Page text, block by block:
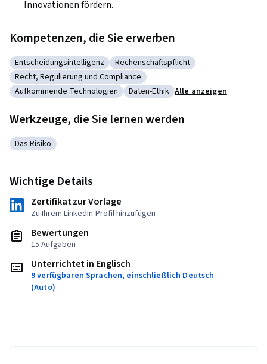
Innovationen fördern.
Kompetenzen, die Sie erwerben
Kategorie: Entscheidungsintelligenz
Entscheidungsintelligenz Kategorie: Rechenschaftspflicht
Rechenschaftspflicht
Kategorie: Recht, Regulierung und Compliance
Recht, Regulierung und Compliance
Kategorie: Aufkommende Technologien
Aufkommende Technologien Kategorie: Daten-Ethik
Daten-Ethik Alle anzeigen
Werkzeuge, die Sie lernen werden
Kategorie: Das Risiko
Das Risiko
Wichtige Details
Zertifikat zur Vorlage
Zu Ihrem LinkedIn-Profil hinzufügen
Bewertungen
15 Aufgaben
Unterrichtet in Englisch
9 verfügbaren Sprachen, einschließlich Deutsch
(Auto)